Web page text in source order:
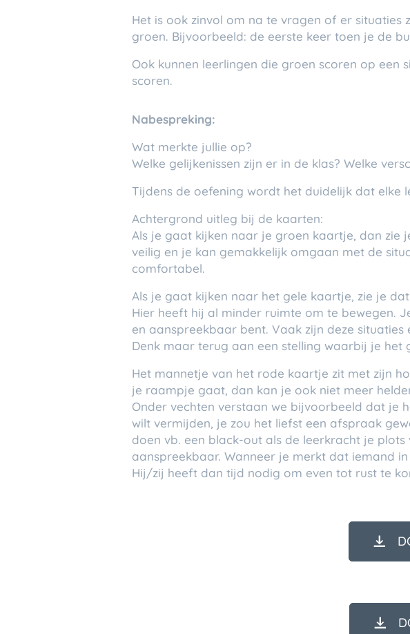
Het is ook zinvol om na te vragen of er
groen. Bijvoorbeeld: de eerste keer toen je de
Ook kunnen leerlingen die groen scoren op
scoren.
Nabespreking:
Wat merkte jullie op?
Welke gelijkenissen zijn er in de klas? Welke
Tijdens de oefening wordt het duidelijk dat elke
Achtergrond uitleg bij de kaarten:
Als je gaat kijken naar je groen kaartje, dan zie
veilig en je kan gemakkelijk omgaan met de
comfortabel.
Als je gaat kijken naar het gele kaartje, zie je
Hier heeft hij al minder ruimte om te bewegen.
en aanspreekbaar bent. Vaak zijn deze situaties
Denk maar terug aan een stelling waarbij je het
Het mannetje van het rode kaartje zit met zijn
je raampje gaat, dan kan je ook niet meer
Onder vechten verstaan we bijvoorbeeld dat je
wilt vermijden, je zou het liefst een afspraak
doen vb. een black-out als de leerkracht je
aanspreekbaar. Wanneer je merkt dat iemand
Hij/zij heeft dan tijd nodig om even tot rust te